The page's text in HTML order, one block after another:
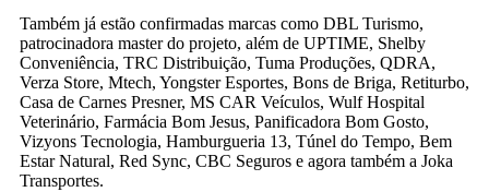
Também já estão confirmadas marcas como DBL Turismo,
patrocinadora master do projeto, além de UPTIME, Shelby
Conveniência, TRC Distribuição, Tuma Produções, QDRA,
Verza Store, Mtech, Yongster Esportes, Bons de Briga, Retiturbo,
Casa de Carnes Presner, MS CAR Veículos, Wulf Hospital
Veterinário, Farmácia Bom Jesus, Panificadora Bom Gosto,
Vizyons Tecnologia, Hamburgueria 13, Túnel do Tempo, Bem
Estar Natural, Red Sync, CBC Seguros e agora também a Joka
Transportes.